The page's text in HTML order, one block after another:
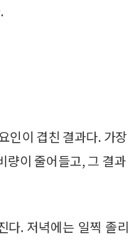
인이 겹친 결과다. 가
이 줄어들고, 그 결
. 저녁에는 일찍 졸